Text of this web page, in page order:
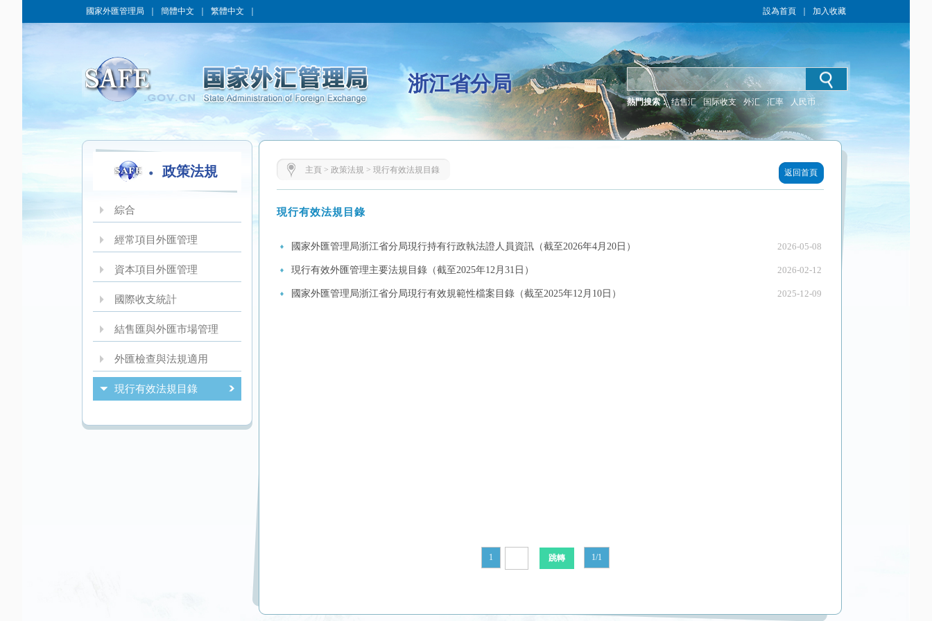
國家外匯管理局 簡體中文 繁體中文 設為首頁 加入收藏
浙江省分局
熱門搜索： 结售汇 国际收支 外汇 汇率 人民币
政策法規
綜合
經常項目外匯管理
資本項目外匯管理
國際收支統計
結售匯與外匯市場管理
外匯檢查與法規適用
現行有效法規目錄
主頁 >政策法規 >現行有效法規目錄 返回首頁
現行有效法規目錄
國家外匯管理局浙江省分局現行持有行政執法證人員資訊（截至2026年4月20日） 2026-05-08
現行有效外匯管理主要法規目錄（截至2025年12月31日） 2026-02-12
​國家外匯管理局浙江省分局現行有效規範性檔案目錄（截至2025年12月10日） 2025-12-09
1 1/1